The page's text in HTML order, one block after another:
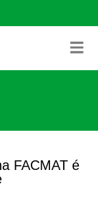
FACMAT é